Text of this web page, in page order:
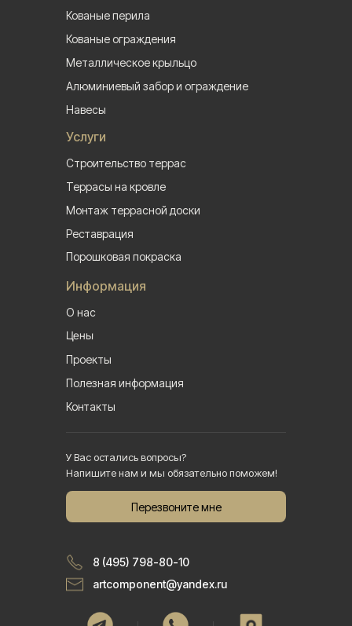
Металлическое крыльцо
Навесы
Алюминиевый забор и ограждение
Кованые ограждения
Кованые перила
Строительство террас
Террасы на кровле
Монтаж террасной доски
Реставрация
Порошковая покраска
Услуги
Информация
О нас
Цены
Проекты
Полезная информация
Контакты
Перезвоните мне
У Вас остались вопросы?
Напишите нам и мы обязательно поможем!
8 (495) 798-80-10
artcomponent@yandex.ru